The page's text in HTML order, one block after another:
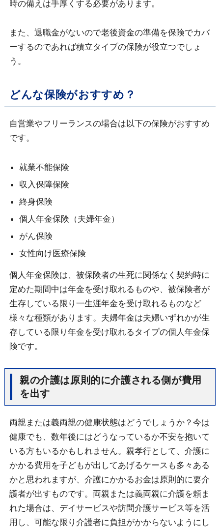
時の備えは手厚くする必要があります。
また、退職金がないので老後資金の準備を保険でカバ
ーするのであれば積立タイプの保険が役立つでしょ
う。
どんな保険がおすすめ？
自営業やフリーランスの場合は以下の保険がおすすめ
です。
就業不能保険
収入保障保険
終身保険
個人年金保険（夫婦年金）
がん保険
女性向け医療保険
個人年金保険は、被保険者の生死に関係なく契約時に
定めた期間中は年金を受け取れるものや、被保険者が
生存している限り一生涯年金を受け取れるものなど
様々な種類があります。夫婦年金は夫婦いずれかが生
存している限り年金を受け取れるタイプの個人年金保
険です。
親の介護は原則的に介護される側が費用
を出す
両親または義両親の健康状態はどうでしょうか？今は
健康でも、数年後にはどうなっているか不安を抱いて
いる方もいるかもしれません。親孝行として、介護に
かかる費用を子どもが出してあげるケースも多々ある
かと思われますが、介護にかかるお金は原則的に要介
護者が出すものです。両親または義両親に介護を頼ま
れた場合は、デイサービスや訪問介護サービス等を活
用し、可能な限り介護者に負担がかからないようにし